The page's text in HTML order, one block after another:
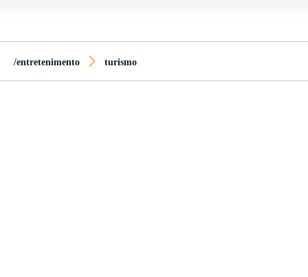
/entretenimento turismo